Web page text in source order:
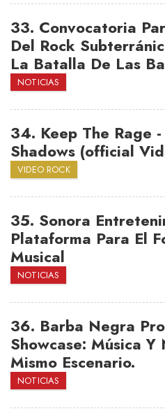
33. Convocatoria
Del Rock
La Batalla De Las
NOTICIAS
34. Keep The Rage
Shadows (official
VIDEO ROCK
35. Sonora
Plataforma Para El
Musical
NOTICIAS
36. Barba Negra
Showcase: Música
Mismo Escenario.
NOTICIAS